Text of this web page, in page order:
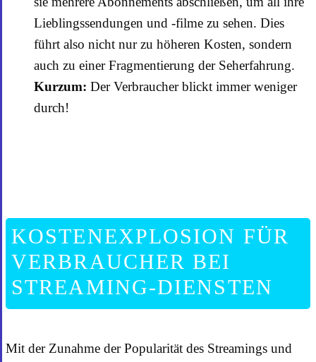
Lieblingssendungen und -filme zu sehen. Dies
führt also nicht nur zu höheren Kosten, sondern
auch zu einer Fragmentierung der Seherfahrung.
Kurzum: Der Verbraucher blickt immer weniger
durch!
KOSTENEXPLOSION FÜR
VERBRAUCHER BEI
STREAMING-DIENSTEN
Mit der Zunahme der Popularität des Streamings und